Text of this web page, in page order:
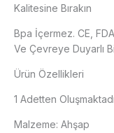
Kalitesine Bırakın
Bpa İçermez. CE,
Ve Çevreye Duyarlı
Ürün Özellikleri
1 Adetten
Malzeme: Ahşap